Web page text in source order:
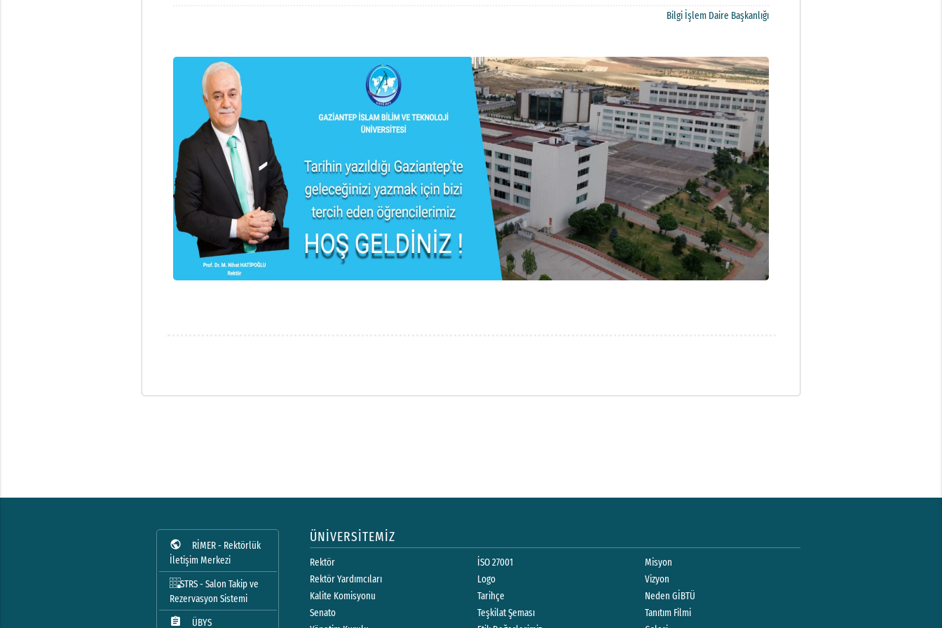
Bilgi İşlem Daire Başkanlığı
public
RİMER - Rektörlük
İletişim Merkezi
STRS - Salon Takip ve
Rezervasyon Sistemi
assignment
ÜBYS
ÜNİVERSİTEMİZ
Rektör
Rektör Yardımcıları
Kalite Komisyonu
Senato
İSO 27001
Logo
Tarihçe
Teşkilat Şeması
Misyon
Vizyon
Neden GİBTÜ
Tanıtım Filmi